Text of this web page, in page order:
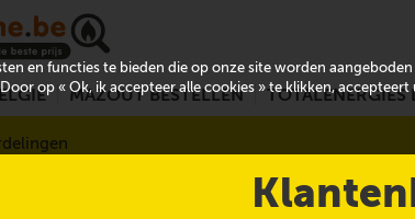
MAZOUT BESTELLEN TOTALENERGIES
en functies te bieden die op onze site worden
op « Ok, ik accepteer alle cookies » te klikken,